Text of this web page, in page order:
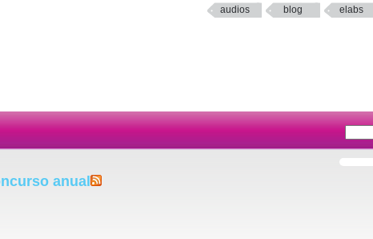
audios blog elabs
anual